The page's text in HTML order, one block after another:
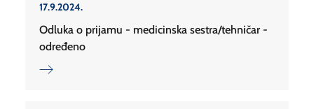
17.9.2024.
Odluka o prijamu - medicinska sestra/tehničar -
određeno